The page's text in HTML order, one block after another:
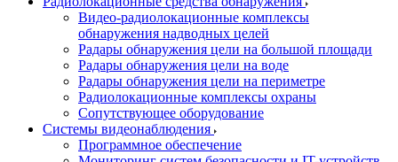
Видео-радиолокационные комплексы
обнаружения надводных целей
Радары обнаружения цели на большой площади
Радары обнаружения цели на воде
Радары обнаружения цели на периметре
Радиолокационные комплексы охраны
Сопутствующее оборудование
Системы видеонаблюдения
Программное обеспечение